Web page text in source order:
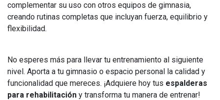
complementar su uso con otros equipos de gimnasia,
creando rutinas completas que incluyan fuerza, equilibrio y
flexibilidad.
No esperes más para llevar tu entrenamiento al siguiente
nivel. Aporta a tu gimnasio o espacio personal la calidad y
funcionalidad que mereces. ¡Adquiere hoy tus espalderas
para rehabilitación y transforma tu manera de entrenar!